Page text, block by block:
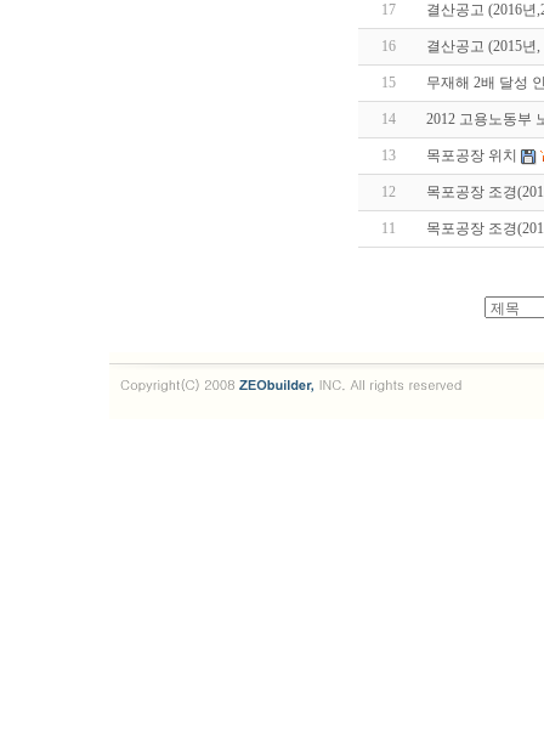
17 결산공고 (2016년
16 결산공고 (2015년,
15 무재해 2배 달성
14 2012 고용노동부
13 목포공장 위치
12 목포공장 조경
11 목포공장 조경